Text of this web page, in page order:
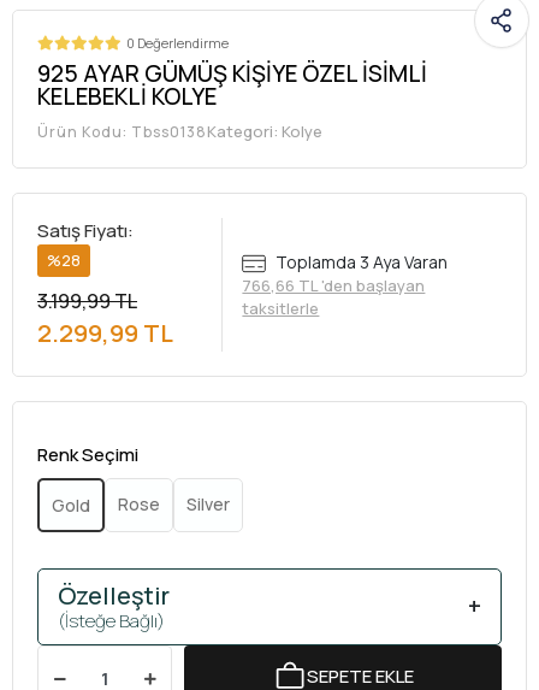
0 Değerlendirme
925 AYAR GÜMÜŞ KİŞİYE ÖZEL İSİMLİ
KELEBEKLİ KOLYE
Ürün Kodu: Tbss0138Kategori: Kolye
Satış Fiyatı:
%28
3.199,99 TL
2.299,99 TL
Toplamda 3 Aya Varan
766,66 TL 'den başlayan
taksitlerle
Renk Seçimi
Gold Rose Silver
Özelleştir
(İsteğe Bağlı) +
SEPETE EKLE